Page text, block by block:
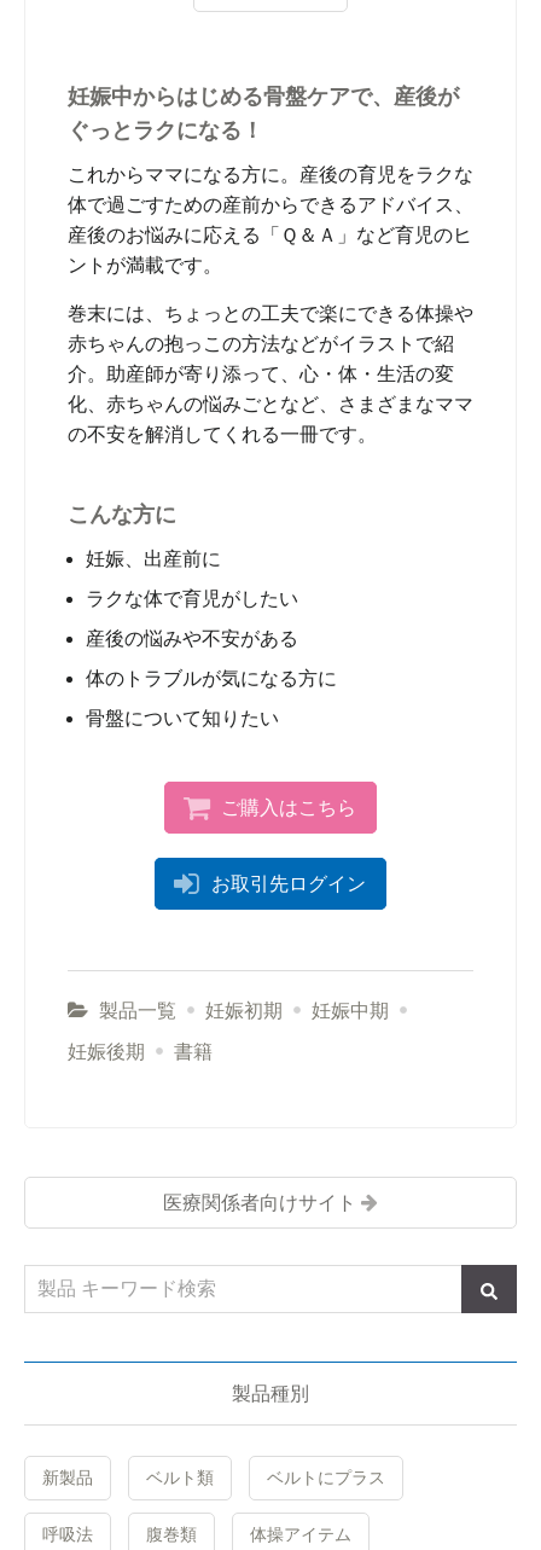
妊娠中からはじめる骨盤ケアで、産後が
ぐっとラクになる！
これからママになる方に。産後の育児をラクな
体で過ごすための産前からできるアドバイス、
産後のお悩みに応える「Ｑ＆Ａ」など育児のヒ
ントが満載です。
巻末には、ちょっとの工夫で楽にできる体操や
赤ちゃんの抱っこの方法などがイラストで紹
介。助産師が寄り添って、心・体・生活の変
化、赤ちゃんの悩みごとなど、さまざまなママ
の不安を解消してくれる一冊です。
こんな方に
妊娠、出産前に
ラクな体で育児がしたい
産後の悩みや不安がある
体のトラブルが気になる方に
骨盤について知りたい
ご購入はこちら
お取引先ログイン
製品一覧 妊娠初期
妊娠中期
妊娠後期
書籍
医療関係者向けサイト
製品種別
新製品 ベルト類 ベルトにプラス
呼吸法 腹巻類 体操アイテム